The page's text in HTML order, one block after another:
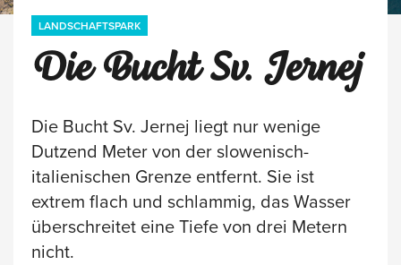
LANDSCHAFTSPARK
Die Bucht Sv. Jernej
Die Bucht Sv. Jernej liegt nur wenige
Dutzend Meter von der slowenisch-
italienischen Grenze entfernt. Sie ist
extrem flach und schlammig, das Wasser
überschreitet eine Tiefe von drei Metern
nicht.